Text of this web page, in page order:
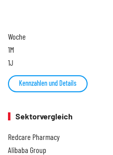
Woche
1M
1J
Kennzahlen und Details
Sektorvergleich
Redcare Pharmacy
Alibaba Group